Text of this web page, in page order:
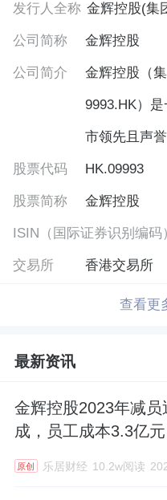
发行人全称 金辉控股(集
公司简称 金辉控股
公司简介 金辉控股（
9993.HK）
市领先且声
注于为首次
供优质的住宅
股票代码 HK.09993
股票简称 金辉控股
ISIN（国际证券识别编码
交易所 香港交易所
查看更
最新资讯
金辉控股2023年减员
成，员工成本3.3亿元
原创 乐居财经 10.2w阅读